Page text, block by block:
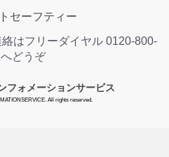
セーフティー
はフリーダイヤル 0120-800-
どうぞ
フォメーションサービス
All rights reserved.